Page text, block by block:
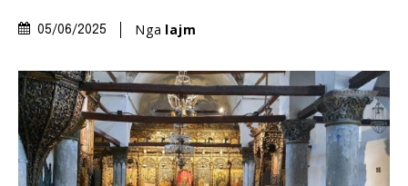
05/06/2025 Nga lajm